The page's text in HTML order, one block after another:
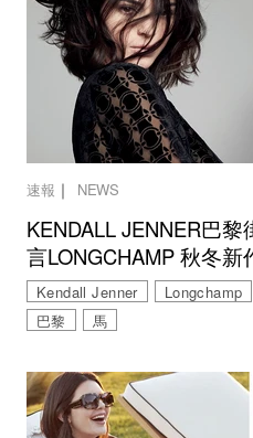
速報 ｜ NEWS
KENDALL JENNER巴
言LONGCHAMP 秋冬新
Kendall Jenner Longchamp
巴黎
馬